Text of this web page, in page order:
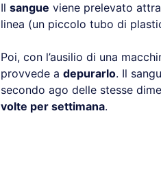
Il sangue viene prelevato
linea (un piccolo tubo di
Poi, con l’ausilio di una
provvede a depurarlo. Il
secondo ago delle stesse
volte per settimana.